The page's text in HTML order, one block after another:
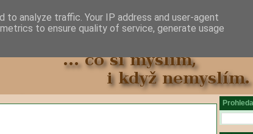
analyze traffic. Your IP address and user-agent
to ensure quality of service, generate usage